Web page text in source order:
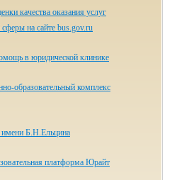
качества оказания услуг
на сайте bus.gov.ru
в юридической клинике
образовательный комплекс
имени Б.Н.Ельцина
платформа Юрайт